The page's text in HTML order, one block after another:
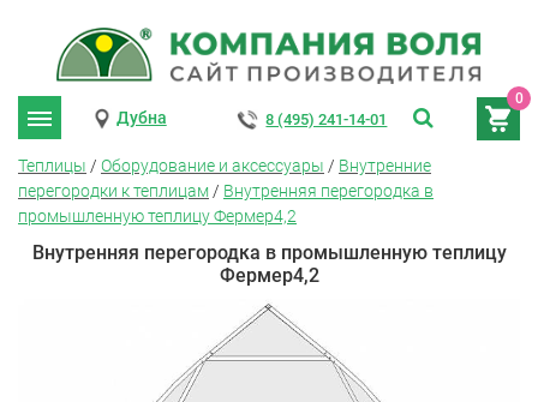
0
Дубна 8 (495) 241-14-01
Теплицы / Оборудование и аксессуары / Внутренние
перегородки к теплицам / Внутренняя перегородка в
промышленную теплицу Фермер4,2
Внутренняя перегородка в промышленную теплицу
Фермер4,2